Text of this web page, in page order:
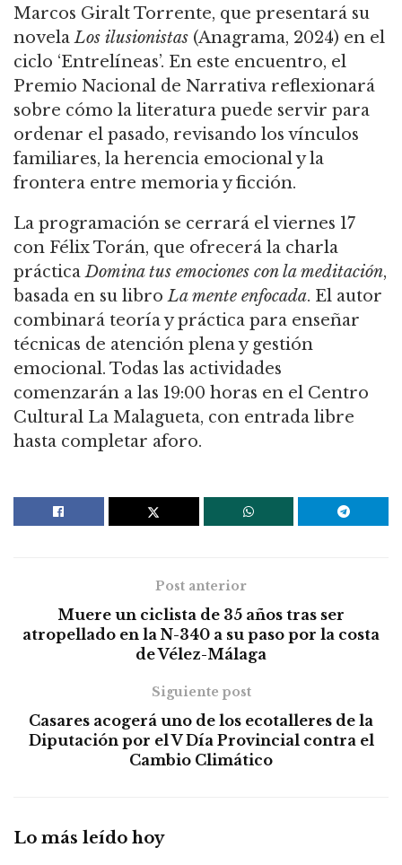
Marcos Giralt Torrente, que presentará su
novelaLos ilusionistas (Anagrama, 2024) en el
ciclo ‘Entrelíneas’. En este encuentro, el
Premio Nacional de Narrativa reflexionará
sobre cómo la literatura puede servir para
ordenar el pasado, revisando los vínculos
familiares, la herencia emocional y la
frontera entre memoria y ficción.
La programación se cerrará el viernes 17
con Félix Torán, que ofrecerá la charla
prácticaDomina tus emociones con la meditación,
basada en su libroLa mente enfocada. El autor
combinará teoría y práctica para enseñar
técnicas de atención plena y gestión
emocional. Todas las actividades
comenzarán a las 19:00 horas en el Centro
Cultural La Malagueta, con entrada libre
hasta completar aforo.
Post anterior
Muere un ciclista de 35 años tras ser
atropellado en la N-340 a su paso por la costa
de Vélez-Málaga
Siguiente post
Casares acogerá uno de los ecotalleres de la
Diputación por el V Día Provincial contra el
Cambio Climático
Lo más leído hoy